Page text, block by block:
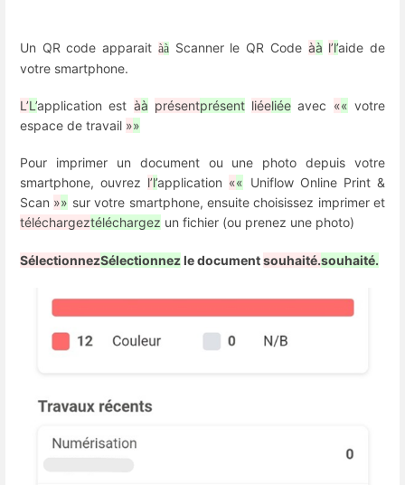
Un QR code apparait ààScanner le QR Code àà l’l’aide de
votre smartphone.
L’L’application est àà présentprésent liéeliée avec «« votre
espace de travail »»
Pour imprimer un document ou une photo depuis votre
smartphone, ouvrez l’l’application «« Uniflow Online Print &
Scan »» sur votre smartphone, ensuite choisissez imprimer et
téléchargeztéléchargez un fichier (ou prenez une photo)
SélectionnezSélectionnezle documentsouhaité.souhaité.